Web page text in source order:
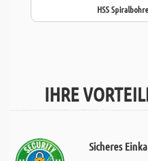
HSS
IHRE
Sicheres